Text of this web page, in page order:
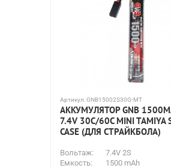
Артикул:GNB15002S30G-MT
АККУМУЛЯТОР GNB
7.4V 30С/60C MINI TAMIYA
CASE (ДЛЯ СТРАЙКБОЛА)
Вольтаж:
7.4V 2S
Емкость:
1500 mAh